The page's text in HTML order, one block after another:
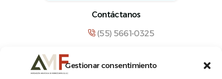
Gestionar consentimiento
Contáctanos
(55) 5661-0325
Manuel María Contreras 133, Cuauhtémoc,